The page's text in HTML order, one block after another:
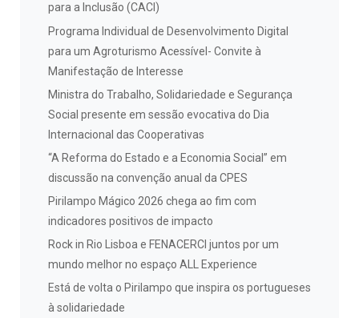
para a Inclusão (CACI)
Programa Individual de Desenvolvimento Digital
para um Agroturismo Acessível- Convite à
Manifestação de Interesse
Ministra do Trabalho, Solidariedade e Segurança
Social presente em sessão evocativa do Dia
Internacional das Cooperativas
“A Reforma do Estado e a Economia Social” em
discussão na convenção anual da CPES
Pirilampo Mágico 2026 chega ao fim com
indicadores positivos de impacto
Rock in Rio Lisboa e FENACERCI juntos por um
mundo melhor no espaço ALL Experience
Está de volta o Pirilampo que inspira os portugueses
à solidariedade